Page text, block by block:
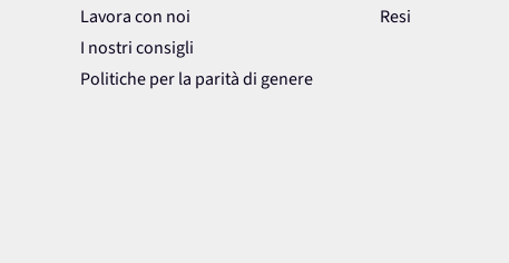
Lavora con noi
I nostri consigli
Politiche per la parità di genere
Resi